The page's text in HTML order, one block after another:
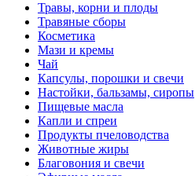
Травы, корни и плоды
Травяные сборы
Косметика
Мази и кремы
Чай
Капсулы, порошки и свечи
Настойки, бальзамы, сиропы
Пищевые масла
Капли и спреи
Продукты пчеловодства
Животные жиры
Благовония и свечи